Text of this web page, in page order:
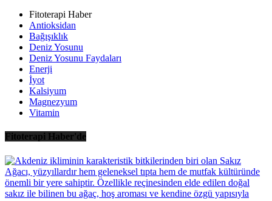
Fitoterapi Haber
Antioksidan
Bağışıklık
Deniz Yosunu
Deniz Yosunu Faydaları
Enerji
İyot
Kalsiyum
Magnezyum
Vitamin
Fitoterapi Haber'de